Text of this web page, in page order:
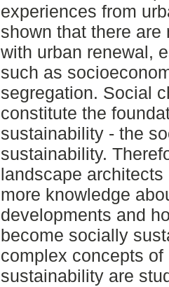
experiences from
shown that there
with urban renewal,
such as
segregation. Social
constitute the
sustainability - the
sustainability.
landscape
more knowledge
developments and
become socially
complex concepts
sustainability are